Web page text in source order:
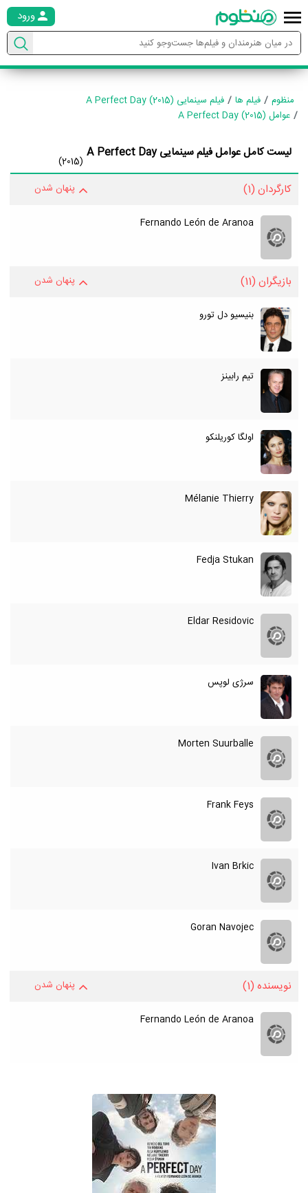
ورود
منظوم فیلم ها
فیلم سینمایی A Perfect Day (2015)
عوامل A Perfect Day (2015)
لیست کامل عوامل فیلم سینمایی A Perfect Day
(2015)
کارگردان (1) پنهان شدن
Fernando León de Aranoa
بازیگران (11) پنهان شدن
بنیسیو دل تورو
تیم رابینز
اولگا کوریلنکو
Mélanie Thierry
Fedja Stukan
Eldar Residovic
سرژی لوپس
Morten Suurballe
Frank Feys
Ivan Brkic
Goran Navojec
نویسنده (1) پنهان شدن
Fernando León de Aranoa